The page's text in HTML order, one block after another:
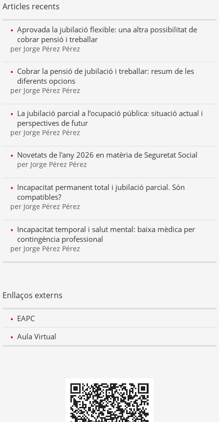
Articles recents
Aprovada la jubilació flexible: una altra possibilitat de
cobrar pensió i treballar
per Jorge Pérez Pérez
Cobrar la pensió de jubilació i treballar: resum de les
diferents opcions
per Jorge Pérez Pérez
La jubilació parcial a l’ocupació pública: situació actual i
perspectives de futur
per Jorge Pérez Pérez
Novetats de l'any 2026 en matèria de Seguretat Social
per Jorge Pérez Pérez
Incapacitat permanent total i jubilació parcial. Són
compatibles?
per Jorge Pérez Pérez
Incapacitat temporal i salut mental: baixa mèdica per
contingència professional
per Jorge Pérez Pérez
Enllaços externs
EAPC
Aula Virtual